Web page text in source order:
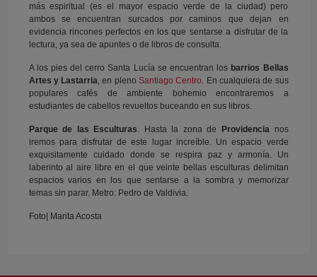
más espiritual (es el mayor espacio verde de la ciudad) pero
ambos se encuentran surcados por caminos que dejan en
evidencia rincones perfectos en los que sentarse a disfrutar de la
lectura, ya sea de apuntes o de libros de consulta.
A los pies del cerro Santa Lucía se encuentran los barrios Bellas
Artes y Lastarria , en pleno Santiago Centro . En cualquiera de sus
populares cafés de ambiente bohemio encontraremos a
estudiantes de cabellos revueltos buceando en sus libros.
Parque de las Esculturas . Hasta la zona de Providencia nos
iremos para disfrutar de este lugar increíble. Un espacio verde
exquisitamente cuidado donde se respira paz y armonía. Un
laberinto al aire libre en el que veinte bellas esculturas delimitan
espacios varios en los que sentarse a la sombra y memorizar
temas sin parar. Metro: Pedro de Valdivia.
Foto| Marita Acosta